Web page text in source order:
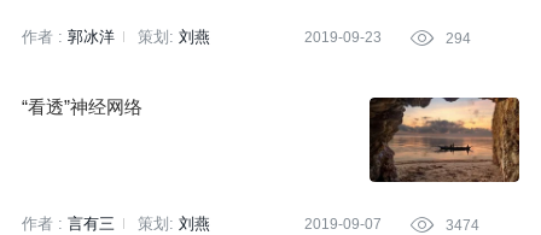
作者 : 郭冰洋 策划: 刘燕 2019-09-23  294
“看透”神经网络
作者 : 言有三 策划: 刘燕 2019-09-07  3474